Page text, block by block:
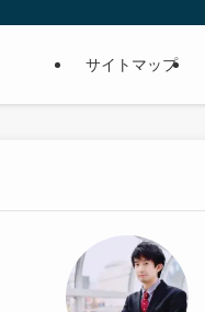
サイトマップ